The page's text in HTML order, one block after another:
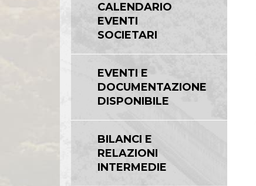
CALENDARIO
EVENTI
SOCIETARI
EVENTI E
DOCUMENTAZIONE
DISPONIBILE
BILANCI E
RELAZIONI
INTERMEDIE